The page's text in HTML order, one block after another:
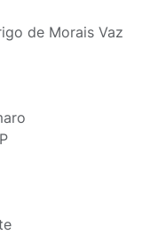
de Morais Vaz